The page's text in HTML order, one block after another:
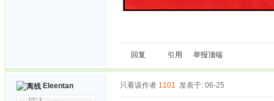
回复 引用 举报顶端
Eleentan 只看该作者 1101 发表于: 06-25